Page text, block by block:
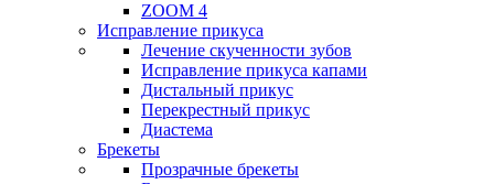
ZOOM 4
Исправление прикуса
Лечение скученности зубов
Исправление прикуса капами
Дистальный прикус
Перекрестный прикус
Диастема
Брекеты
Прозрачные брекеты